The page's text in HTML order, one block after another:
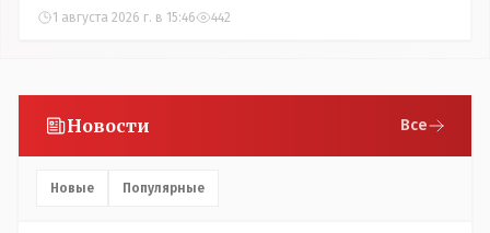
1 августа 2026 г. в 15:46 442
Новости Все
Новые Популярные